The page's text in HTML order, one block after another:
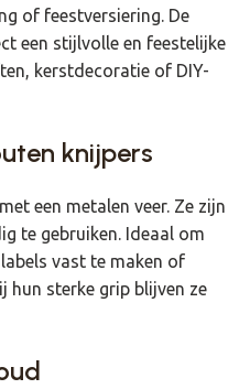
of feestversiering. De
een stijlvolle en feestelijke
kerstdecoratie of DIY-
knijpers
een metalen veer. Ze zijn
te gebruiken. Ideaal om
vast te maken of
hun sterke grip blijven ze